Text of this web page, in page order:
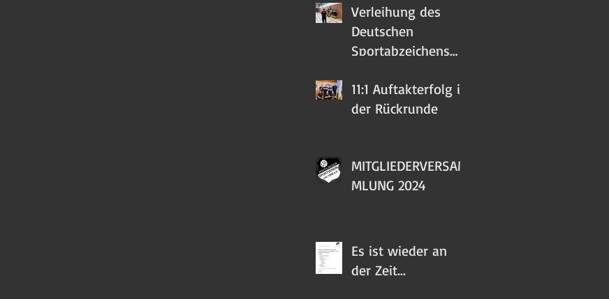
Verleihung des
Deutschen
Sportabzeichens
11:1 Auftakterfolg in
der Rückrunde
MITGLIEDERVERSAM
MLUNG 2024
Es ist wieder an
der Zeit...